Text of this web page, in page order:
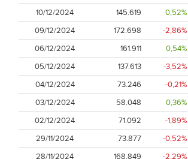
10/12/2024
145.619 0,52%
09/12/2024
172.698 -2,86%
06/12/2024
161.911 0,54%
05/12/2024
137.613 -3,52%
04/12/2024
73.246 -0,21%
03/12/2024
58.048 0,36%
02/12/2024
71.092 -1,89%
29/11/2024
73.877 -0,52%
28/11/2024
168.849 -2,29%